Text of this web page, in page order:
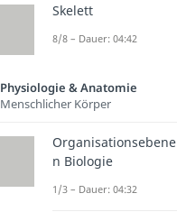
Skelett
8/8 – Dauer: 04:42
Physiologie & Anatomie
Menschlicher Körper
Organisationsebene
n Biologie
1/3 – Dauer: 04:32